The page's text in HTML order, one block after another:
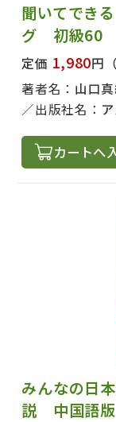
聞いてでき
グ 初級60
定価 1,980円
著者名： 山口
出版社名：
カートへ
みんなの日
説 中国語版